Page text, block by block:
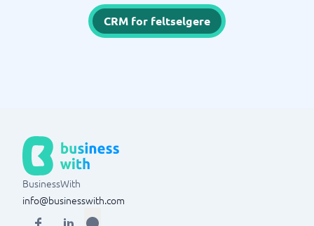
CRM for feltselgere
BusinessWith
info@businesswith.com